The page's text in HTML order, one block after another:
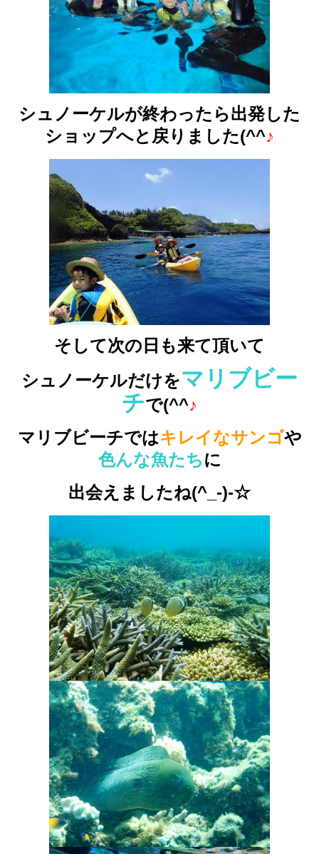
シュノーケルが終わったら出発した
ショップへと戻りました(^^♪
そして次の日も来て頂いて
シュノーケルだけをマリブビー
チで(^^♪
マリブビーチではキレイなサンゴや
色んな魚たちに
出会えましたね(^_-)-☆